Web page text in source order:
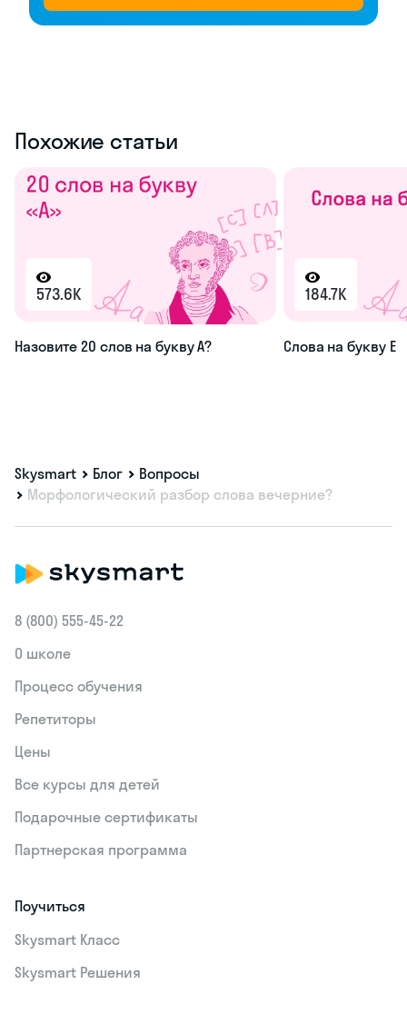
Похожие статьи
573.6K
Назовите 20 слов на букву А?
184.7K
Слова на букву Е
Skysmart Блог
Вопросы
Морфологический разбор слова вечерние?
8 (800) 555‑45-22
О школе
Процесс обучения
Репетиторы
Цены
Все курсы для детей
Подарочные сертификаты
Партнерская программа
Поучиться
Skysmart Класс
Skysmart Решения